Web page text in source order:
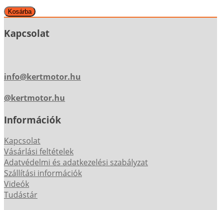
Kapcsolat
info@kertmotor.hu
@kertmotor.hu
Információk
Kapcsolat
Vásárlási feltételek
Adatvédelmi és adatkezelési szabályzat
Szállítási információk
Videók
Tudástár